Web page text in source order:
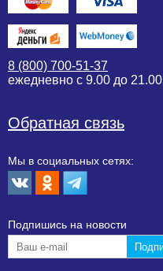
8 (800) 700-51-37
ежедневно с 9.00 до 21.00
Обратная связь
Мы в социальных сетях:
Подпишиcь на новости